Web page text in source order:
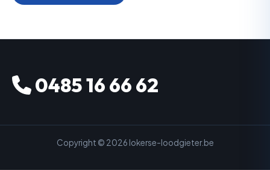
0485 16 66 62
Copyright © 2026 lokerse-loodgieter.be